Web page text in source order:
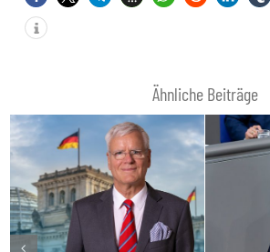
MEDIATHEK
Ähnliche Beiträge